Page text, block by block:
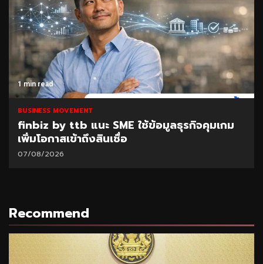
1 min read
BUSINESS MOVEMENT
SAM เปิดโอกาสแก้หนี้เสียต่ำแสน ผ่านโครงการ
“ปิดหนี้ไว ไปต่อได้” ที่ศาลแพ่งตลิ่งชัน 8-9
ส.ค.69
Recommend